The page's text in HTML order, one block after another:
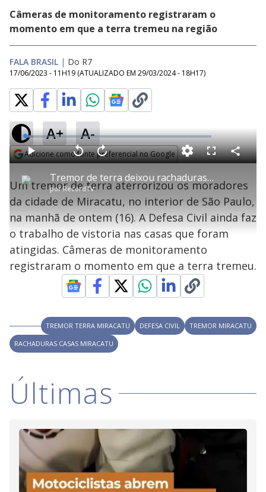
Câmeras de monitoramento registraram o
momento em que a terra tremeu na região
FALA BRASIL | Do R7
17/06/2023 - 11H19 (ATUALIZADO EM 29/03/2024 - 18H17)
A+ A-
Adicione como fonte preferencial no Google
P
l
a
y
V
i
d
e
o
Tremor de terra deixou rachaduras em casas da cidade de Miracatu (SP), segundo a Defesa Civil
porRecordTV
P V
t
a
r
1
0
e
g
n
s
A
a
n
ç
1
s
e
u
n
o
s
o
L
o
a
d
e
4
.
4
9
%
F
l
s
r
e
n
C
o
a
i
l
a
Um tremor de terra aterrorizou os moradores
da cidade de Miracatu, no interior de São Paulo,
na manhã de ontem (16). A Defesa Civil ainda faz
o trabalho de vistoria nas casas que foram
atingidas. Câmeras de monitoramento
registraram o momento em que a terra tremeu.
TREMOR TERRA MIRACATU DEFESA CIVIL
TREMOR MIRACATU
RACHADURAS CASAS MIRACATU
Últimas